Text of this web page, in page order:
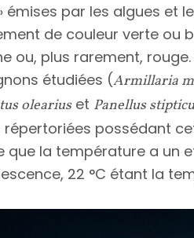
émises par les algues et
de couleur verte ou
ou, plus rarement,
étudiées (Armillaria
oleariuset Panellus
répertoriées possédant
que la température a un
22 °C étant la